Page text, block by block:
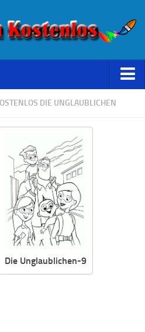
DIE UNGLAUBLICHEN
Die Unglaublichen-9